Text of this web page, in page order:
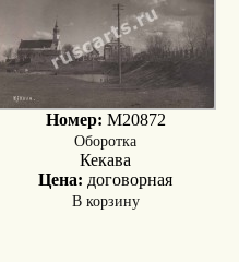
Номер: M20872
Оборотка
Кекава
Цена: договорная
В корзину